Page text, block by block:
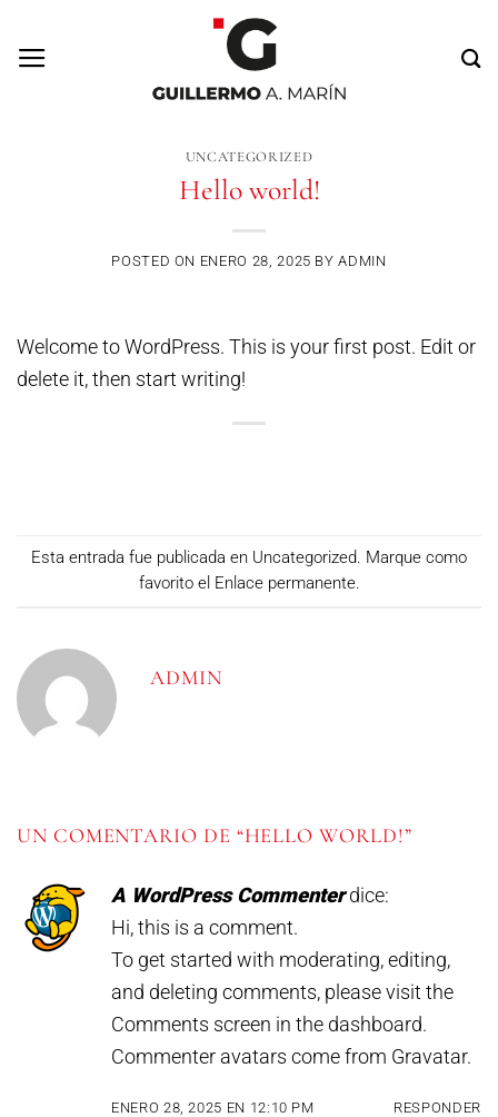
UNCATEGORIZED
Hello world!
POSTED ON ENERO 28, 2025 BYADMIN
Welcome to WordPress. This is your first post. Edit or
delete it, then start writing!
Esta entrada fue publicada en Uncategorized. Marque como
favorito el Enlace permanente.
ADMIN
UN COMENTARIO DE “HELLO WORLD!”
A WordPress Commenter dice:
Hi, this is a comment.
To get started with moderating, editing,
and deleting comments, please visit the
Comments screen in the dashboard.
Commenter avatars come from Gravatar.
ENERO 28, 2025 EN 12:10 PM RESPONDER